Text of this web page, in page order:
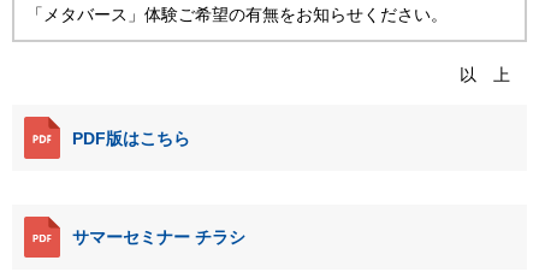
「メタバース」体験ご希望の有無をお知らせください。
以 上
PDF版はこちら
サマーセミナー チラシ